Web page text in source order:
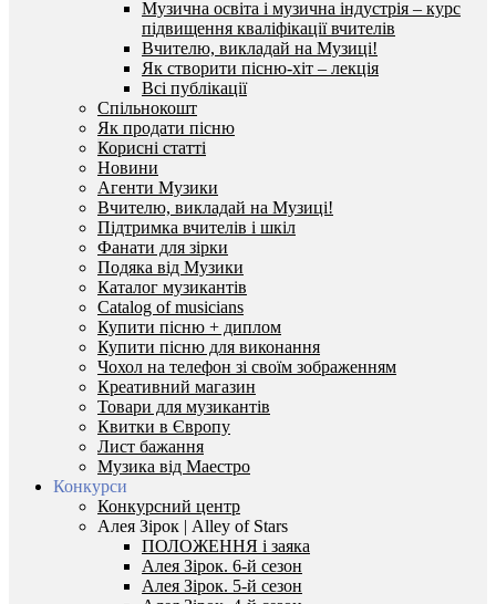
Музична освіта і музична індустрія – курс
підвищення кваліфікації вчителів
Вчителю, викладай на Музиці!
Як створити пісню-хіт – лекція
Всі публікації
Спільнокошт
Як продати пісню
Корисні статті
Новини
Агенти Музики
Вчителю, викладай на Музиці!
Підтримка вчителів і шкіл
Фанати для зірки
Подяка від Музики
Каталог музикантів
Catalog of musicians
Купити пісню + диплом
Купити пісню для виконання
Чохол на телефон зі своїм зображенням
Креативний магазин
Товари для музикантів
Квитки в Європу
Лист бажання
Музика від Маестро
Конкурси
Конкурсний центр
Алея Зірок | Alley of Stars
ПОЛОЖЕННЯ і заяка
Алея Зірок. 6-й сезон
Алея Зірок. 5-й сезон